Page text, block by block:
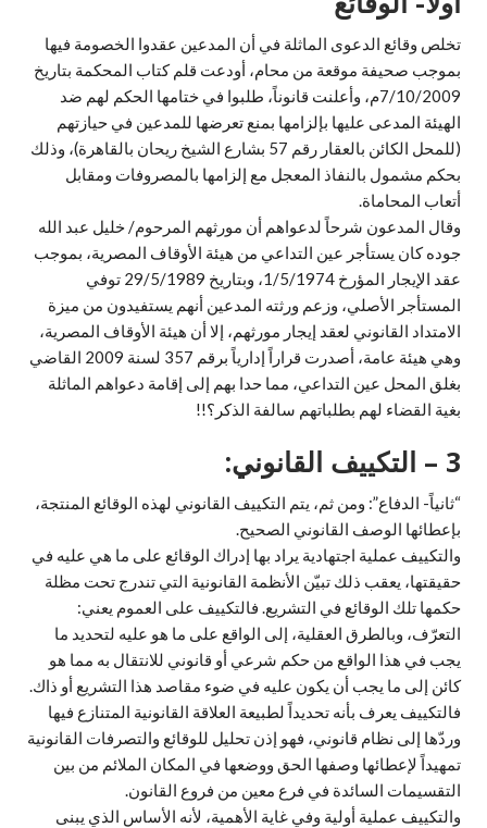
تخلص وقائع الدعوى الماثلة في أن المدعين عقدوا الخصومة فيها
بموجب صحيفة موقعة من محام، أودعت قلم كتاب المحكمة بتاريخ
7/10/2009م، وأعلنت قانوناً، طلبوا في ختامها الحكم لهم ضد
الهيئة المدعى عليها بإلزامها بمنع تعرضها للمدعين في حيازتهم
(للمحل الكائن بالعقار رقم 57 بشارع الشيخ ريحان بالقاهرة)، وذلك
بحكم مشمول بالنفاذ المعجل مع إلزامها بالمصروفات ومقابل
أتعاب المحاماة.
وقال المدعون شرحاً لدعواهم أن مورثهم المرحوم/ خليل عبد الله
جوده كان يستأجر عين التداعي من هيئة الأوقاف المصرية، بموجب
عقد الإيجار المؤرخ 1/5/1974، وبتاريخ 29/5/1989 توفي
المستأجر الأصلي، وزعم ورثته المدعين أنهم يستفيدون من ميزة
الامتداد القانوني لعقد إيجار مورثهم، إلا أن هيئة الأوقاف المصرية،
وهي هيئة عامة، أصدرت قراراً إدارياً برقم 357 لسنة 2009 القاضي
بغلق المحل عين التداعي، مما حدا بهم إلى إقامة دعواهم الماثلة
بغية القضاء لهم بطلباتهم سالفة الذكر؟!!
3 – التكييف القانوني:
“ثانياً- الدفاع”: ومن ثم، يتم التكييف القانوني لهذه الوقائع المنتجة،
بإعطائها الوصف القانوني الصحيح.
والتكييف عملية اجتهادية يراد بها إدراك الوقائع على ما هي عليه في
حقيقتها، يعقب ذلك تبيّن الأنظمة القانونية التي تندرج تحت مظلة
حكمها تلك الوقائع في التشريع. فالتكييف على العموم يعني:
التعرّف، وبالطرق العقلية، إلى الواقع على ما هو عليه لتحديد ما
يجب في هذا الواقع من حكم شرعي أو قانوني للانتقال به مما هو
كائن إلى ما يجب أن يكون عليه في ضوء مقاصد هذا التشريع أو ذاك.
فالتكييف يعرف بأنه تحديداً لطبيعة العلاقة القانونية المتنازع فيها
وردّها إلى نظام قانوني، فهو إذن تحليل للوقائع والتصرفات القانونية
تمهيداً لإعطائها وصفها الحق ووضعها في المكان الملائم من بين
التقسيمات السائدة في فرع معين من فروع القانون.
والتكييف عملية أولية وفي غاية الأهمية، لأنه الأساس الذي يبنى